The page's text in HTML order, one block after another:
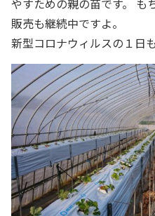
やすための親の苗です。 も
販売も継続中ですよ。
新型コロナウィルスの１日